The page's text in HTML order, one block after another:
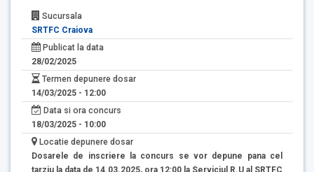
Sucursala
SRTFC Craiova
Publicat la data
28/02/2025
Termen depunere dosar
14/03/2025 - 12:00
Data si ora concurs
18/03/2025 - 10:00
Locatie depunere dosar
Dosarele de inscriere la concurs se vor depune pana cel
tarziu la data de 14.03.2025, ora 12:00 la Serviciul R.U al SRTFC